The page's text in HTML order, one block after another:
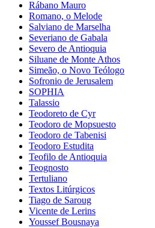
Rábano Mauro
Romano, o Melode
Salviano de Marselha
Severiano de Gabala
Severo de Antioquia
Siluane de Monte Athos
Simeão, o Novo Teólogo
Sofronio de Jerusalem
SOPHIA
Talassio
Teodoreto de Cyr
Teodoro de Mopsuesto
Teodoro de Tabenisi
Teodoro Estudita
Teofilo de Antioquia
Teognosto
Tertuliano
Textos Litúrgicos
Tiago de Saroug
Vicente de Lerins
Youssef Bousnaya